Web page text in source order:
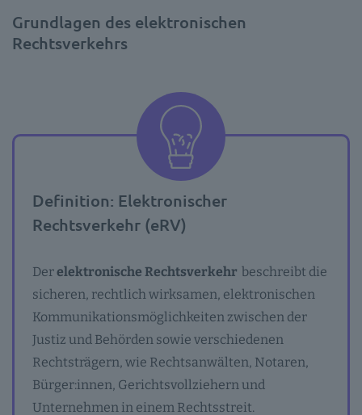
Grundlagen des elektronischen
Rechtsverkehrs
Definition: Elektronischer
Rechtsverkehr (eRV)
Derelektronische Rechtsverkehr beschreibt die
sicheren, rechtlich wirksamen, elektronischen
Kommunikationsmöglichkeiten zwischen der
Justiz und Behörden sowie verschiedenen
Rechtsträgern, wie Rechtsanwälten, Notaren,
Bürger:innen, Gerichtsvollziehern und
Unternehmen in einem Rechtsstreit.